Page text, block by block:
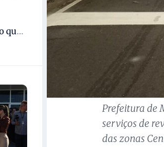
CCJ aprova projeto que formaliza o uso do termo pedofilia no Código Penal e no ECA
Prefeitura de
serviços de
das zonas